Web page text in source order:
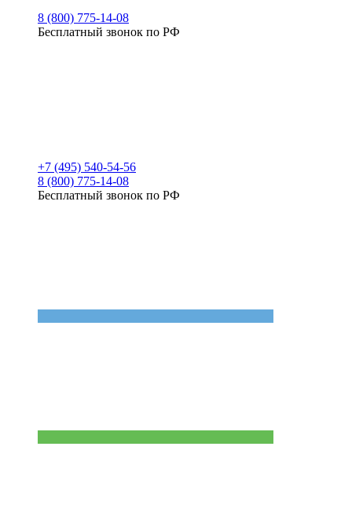
8 (800) 775-14-08
Бесплатный звонок по РФ
+7 (495) 540-54-56
8 (800) 775-14-08
Бесплатный звонок по РФ